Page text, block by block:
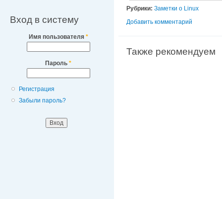
Вход в систему
Имя пользователя *
Пароль *
Регистрация
Забыли пароль?
Рубрики: Заметки о Linux
Добавить комментарий
Также рекомендуем